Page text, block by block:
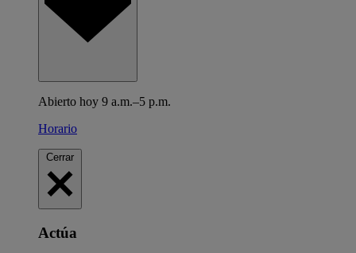
Abierto hoy 9 a.m.–5 p.m.
Horario
Cerrar
Actúa